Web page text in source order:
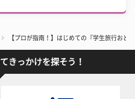
【プロが指南！】はじめての『学生旅行おど
きっかけを探そう！